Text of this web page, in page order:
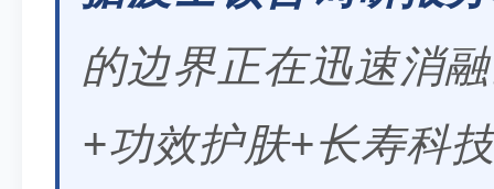
的边界正在迅速消
+功效护肤+长寿科